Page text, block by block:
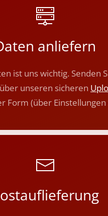
anliefern
ist uns wichtig. Senden
unseren sicheren
Form (über Einstellungen